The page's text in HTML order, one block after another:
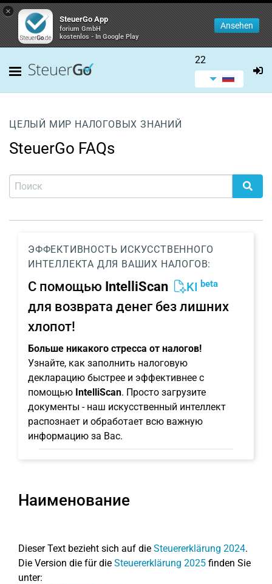
×
SteuerGo App
forium GmbH
kostenlos - In Google Play
Ansehen
22
ЦЕЛЫЙ МИР НАЛОГОВЫХ ЗНАНИЙ
SteuerGo FAQs
ЭФФЕКТИВНОСТЬ ИСКУССТВЕННОГО
ИНТЕЛЛЕКТА ДЛЯ ВАШИХ НАЛОГОВ:
С помощью IntelliScan KI beta
для возврата денег без лишних
хлопот!
Больше никакого стресса от налогов!
Узнайте, как заполнить налоговую
декларацию быстрее и эффективнее с
помощью IntelliScan. Просто загрузите
документы - наш искусственный интеллект
распознает и обработает всю важную
информацию за Вас.
Наименование
Dieser Text bezieht sich auf die Steuererklärung 2024.
Die Version die für die Steuererklärung 2025 finden Sie
unter: